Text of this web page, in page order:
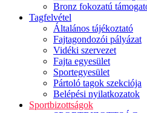
Bronz fokozatú
Tagfelvétel
Általános tájékoztató
Fajtagondozói pályázat
Vidéki szervezet
Fajta egyesület
Sportegyesület
Pártoló tagok szekciója
Belépési nyilatkozatok
Sportbizottságok